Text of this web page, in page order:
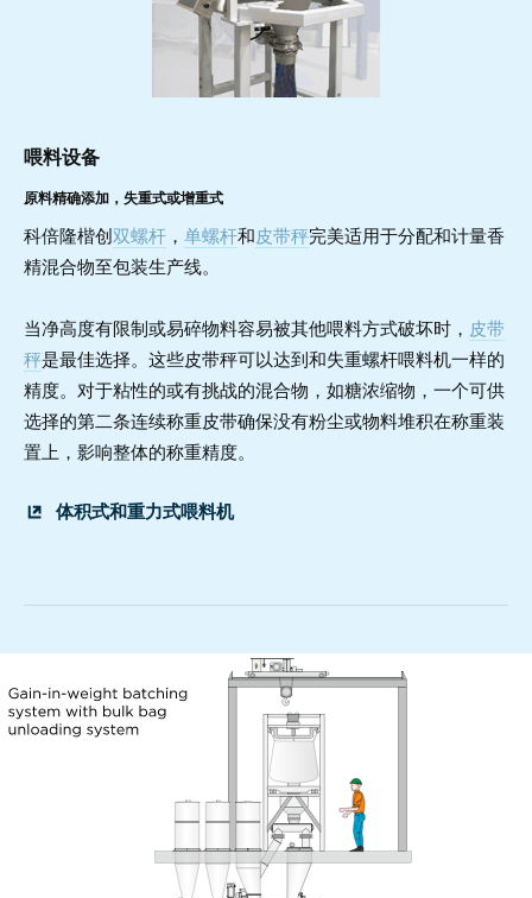
喂料设备
原料精确添加，失重式或增重式
科倍隆楷创双螺杆 ， 单螺杆和皮带秤完美适用于分配和计量香
精混合物至包装生产线。
当净高度有限制或易碎物料容易被其他喂料方式破坏时， 皮带
秤是最佳选择。这些皮带秤可以达到和失重螺杆喂料机一样的
精度。对于粘性的或有挑战的混合物，如糖浓缩物，一个可供
选择的第二条连续称重皮带确保没有粉尘或物料堆积在称重装
置上，影响整体的称重精度。
体积式和重力式喂料机